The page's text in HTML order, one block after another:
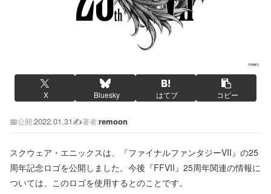
X Bluesky はてブ コピー
📅公開:2022.01.31✍️著者:remoon
スクウェア・エニックスは、『ファイナルファンタジーVII』の25
周年記念ロゴを公開しました。今後『FFVII』25周年関連の情報に
ついては、このロゴを使用するとのことです。